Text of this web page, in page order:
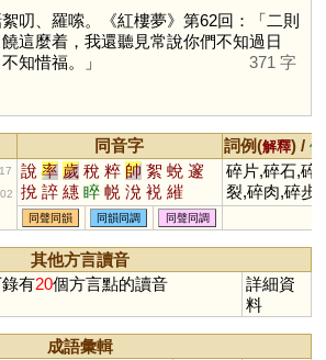
叨、羅嗦。《紅樓夢》第62回：「二則
這麼着，我還聽見常說你們不知過日
知惜福。」
371 字
同音字 詞例(解釋) /
說 率 歲 稅 粹 帥 絮 蛻 邃
挩 誶 繐 睟 帨 涗 裞 繀
碎片,碎石,碎
裂,碎肉,碎步,
碎屑,碎石機,
布,碎石子,碎
萬段,碎紙,碎
條,碎冰機
同聲同韻 同韻同調 同聲同調
其他方言讀音
有20個方言點的讀音
詳細資
料
成語彙輯